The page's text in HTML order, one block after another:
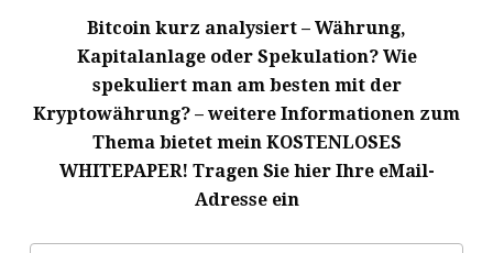
Bitcoin kurz analysiert – Währung,
Kapitalanlage oder Spekulation? Wie
spekuliert man am besten mit der
Kryptowährung? – weitere Informationen zum
Thema bietet mein KOSTENLOSES
WHITEPAPER! Tragen Sie hier Ihre eMail-
Adresse ein